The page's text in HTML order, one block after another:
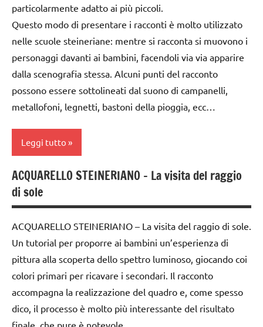
TUTORIAL
TUTTI GLI
ARGOMENTI
PER ETA'
TUTTI GLI
ARTICOLI
papercutting
TUTORIAL
TUTTI GLI
ARGOMENTI
PER ETA'
TUTTI GLI
ARTICOLI
Waldorf
dai
3 ai
6
anni
dai
6
FESTE
DELL'ANNO
GUIDA
DIDATTICA
WALDORF
Inverno
cardata
e feltro
LINGUAGGIO
particolarmente adatto ai più piccoli.
Questo modo di presentare i racconti è molto utilizzato
nelle scuole steineriane: mentre si racconta si muovono i
personaggi davanti ai bambini, facendoli via via apparire
dalla scenografia stessa. Alcuni punti del racconto
possono essere sottolineati dal suono di campanelli,
metallofoni, legnetti, bastoni della pioggia, ecc…
Leggi tutto
arte
Waldorf
a 3
anni
dai
3 ai
6
anni
ACQUARELLO STEINERIANO – La visita del raggio
di sole
ACQUARELLO STEINERIANO – La visita del raggio di sole.
Un tutorial per proporre ai bambini un’esperienza di
pittura alla scoperta dello spettro luminoso, giocando coi
colori primari per ricavare i secondari. Il racconto
accompagna la realizzazione del quadro e, come spesso
dico, il processo è molto più interessante del risultato
finale, che pure è notevole.